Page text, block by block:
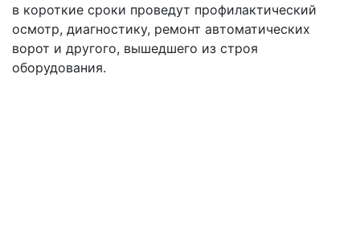
в короткие сроки проведут профилактический
осмотр, диагностику, ремонт автоматических
ворот и другого, вышедшего из строя
оборудования.